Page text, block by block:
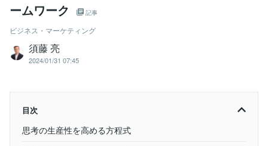
ームワーク
記事
ビジネス・マーケティング
須藤 亮
2024/01/31 07:45
目次
思考の生産性を高める方程式